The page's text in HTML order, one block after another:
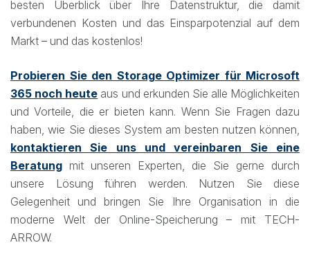
besten Überblick über Ihre Datenstruktur, die damit
verbundenen Kosten und das Einsparpotenzial auf dem
Markt – und das kostenlos!
Probieren Sie den Storage Optimizer für Microsoft
365 noch heute aus und erkunden Sie alle Möglichkeiten
und Vorteile, die er bieten kann. Wenn Sie Fragen dazu
haben, wie Sie dieses System am besten nutzen können,
kontaktieren Sie uns und vereinbaren Sie eine
Beratung mit unseren Experten, die Sie gerne durch
unsere Lösung führen werden. Nutzen Sie diese
Gelegenheit und bringen Sie Ihre Organisation in die
moderne Welt der Online-Speicherung – mit TECH-
ARROW.